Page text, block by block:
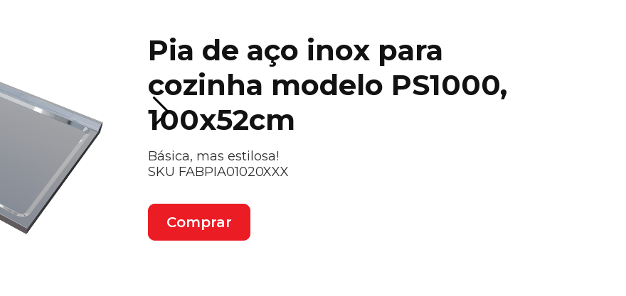
Pia de aço inox para
cozinha modelo PS1000,
100x52cm
Básica, mas estilosa!
SKU FABPIA01020XXX
Comprar